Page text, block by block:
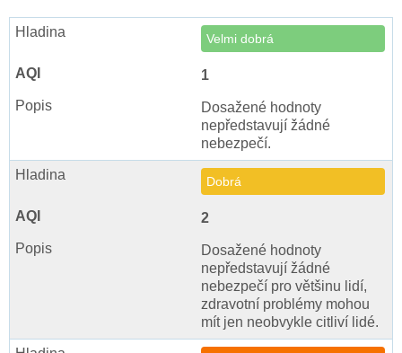
Velmi dobrá
1
Dosažené hodnoty
nepředstavují žádné
nebezpečí.
Dobrá
2
Dosažené hodnoty
nepředstavují žádné
nebezpečí pro většinu lidí,
zdravotní problémy mohou
mít jen neobvykle citliví lidé.